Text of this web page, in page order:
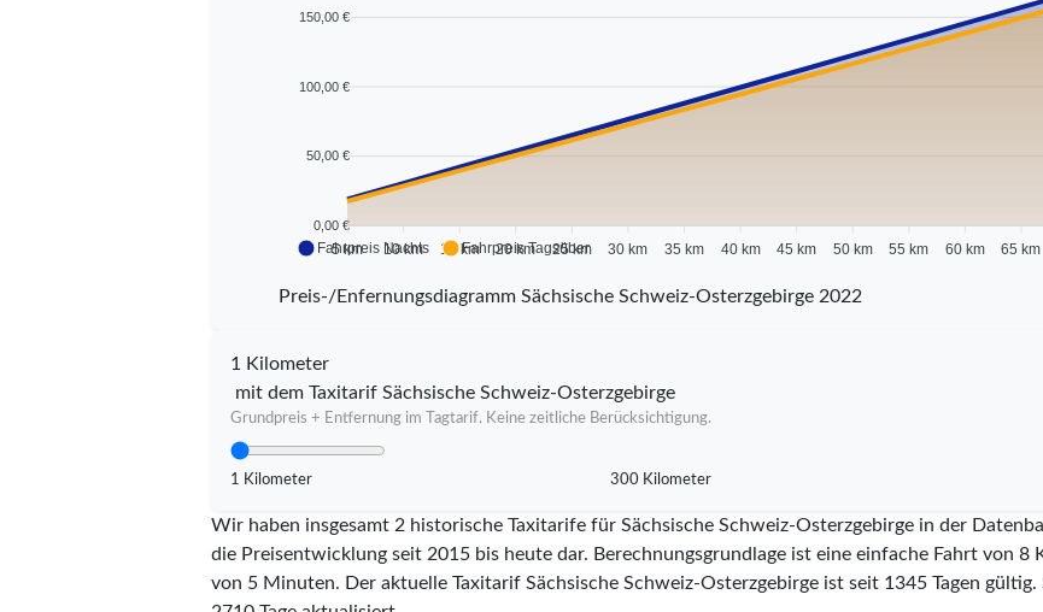
150,00 €
100,00 €
50,00 €
0,00 €
5 km 10 km 15 km 20 km 25 km 30 km 35 km 40 km 45 km 50 km 55 km 60 km 65 km
Fahrpreis Nachts Fahrpreis Tagsüber
Preis-/Enfernungsdiagramm Sächsische Schweiz-Osterzgebirge 2022
1 Kilometer
mit dem Taxitarif Sächsische Schweiz-Osterzgebirge
Grundpreis + Entfernung im Tagtarif. Keine zeitliche Berücksichtigung.
1 Kilometer 300 Kilometer
Wir haben insgesamt 2 historische Taxitarife für Sächsische Schweiz-Osterzgebirge in der
die Preisentwicklung seit 2015 bis heute dar. Berechnungsgrundlage ist eine einfache Fahrt von
von 5 Minuten. Der aktuelle Taxitarif Sächsische Schweiz-Osterzgebirge ist seit 1345Tagen gültig.